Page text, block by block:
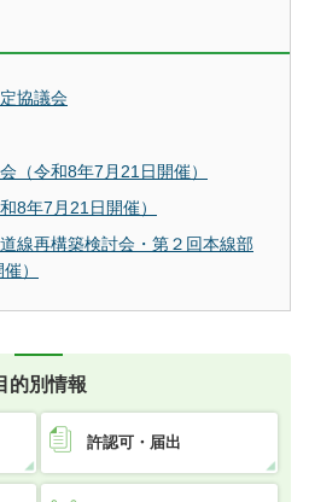
協議会
（令和8年7月21日開催）
8年7月21日開催）
線再構築検討会・第２回本線部
）
的別情報
許認可・届出